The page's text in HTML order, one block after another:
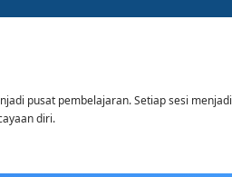
pusat pembelajaran. Setiap sesi menjadi
diri.